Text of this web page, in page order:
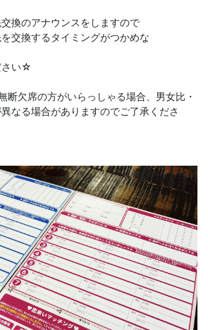
換のアナウンスをしますので
を交換するタイミングがつかめな
さい☆
断欠席の方がいらっしゃる場合、男女比・
なる場合がありますのでご了承くださ